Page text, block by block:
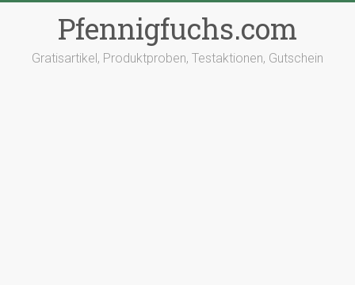
Pfennigfuchs.com
Gratisartikel, Produktproben, Testaktionen, Gutschein